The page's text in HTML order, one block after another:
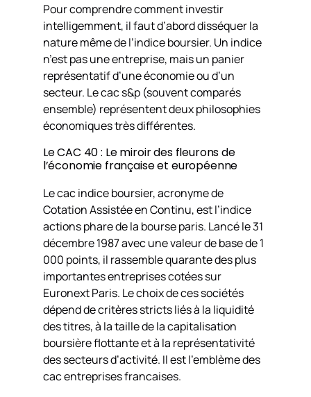
Pour comprendre comment investir
intelligemment, il faut d’abord disséquer la
nature même de l’indice boursier. Un indice
n’est pas une entreprise, mais un panier
représentatif d’une économie ou d’un
secteur. Le cac s&p (souvent comparés
ensemble) représentent deux philosophies
économiques très différentes.
Le CAC 40 : Le miroir des fleurons de
l’économie française et européenne
Le cac indice boursier, acronyme de
Cotation Assistée en Continu, est l’indice
actions phare de la bourse paris. Lancé le 31
décembre 1987 avec une valeur de base de 1
000 points, il rassemble quarante des plus
importantes entreprises cotées sur
Euronext Paris. Le choix de ces sociétés
dépend de critères stricts liés à la liquidité
des titres, à la taille de la capitalisation
boursière flottante et à la représentativité
des secteurs d’activité. Il est l’emblème des
cac entreprises francaises.